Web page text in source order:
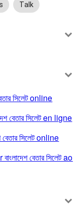
Talk
সিলেট online
বেতার সিলেট en ligne
সিলেট online
বেতার সিলেট ao